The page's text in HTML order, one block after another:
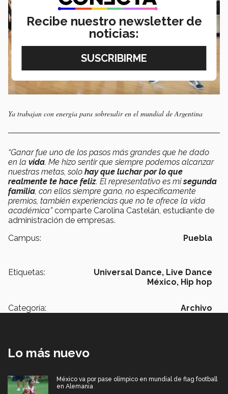
Ya trabajan con energía para sobresalir en el mundial de Argentina
“Ganar fue uno de los pasos más grandes que he dado
en la vida. Me hizo sentir que siempre podemos alcanzar
nuestras metas, solo hay que luchar por lo que
realmente te hace feliz. El representativo es misegunda
familia , con ellos siempre gano, no específicamente
premios, también experiencias que no te ofrece la vida
académica”comparte Carolina Castelán, estudiante de
administración de empresas.
Campus:
Puebla
Etiquetas: Universal Dance, Live Dance
México, Hip hop
Categoría: Archivo
Lo más nuevo
México va por pase olímpico en mundial de flag football
en Alemania
Recibe nuestro newsletter de
noticias: